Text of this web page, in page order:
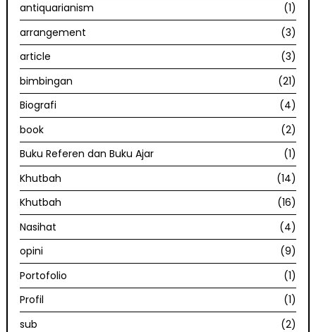
antiquarianism
(1)
arrangement
(3)
article
(3)
bimbingan
(21)
Biografi
(4)
book
(2)
Buku Referen dan Buku Ajar
(1)
Khutbah
(14)
Khutbah
(16)
Nasihat
(4)
opini
(9)
Portofolio
(1)
Profil
(1)
sub
(2)